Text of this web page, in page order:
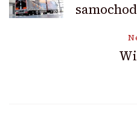
Navigation